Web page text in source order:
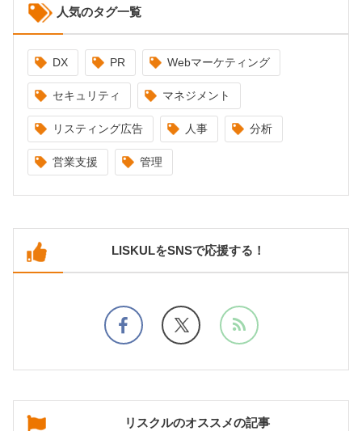
人気のタグ一覧
DX PR Webマーケティング
セキュリティ マネジメント
リスティング広告 人事 分析
営業支援 管理
LISKULをSNSで応援する！
リスクルのオススメの記事